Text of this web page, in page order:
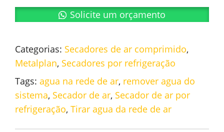
Solicite um orçamento
Categorias: Secadores de ar comprimido,
Metalplan, Secadores por refrigeração
Tags: agua na rede de ar, remover agua do
sistema, Secador de ar, Secador de ar por
refrigeração, Tirar agua da rede de ar